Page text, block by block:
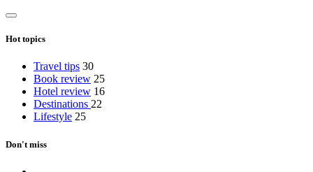
Hot topics
Travel tips 30
Book review 25
Hotel review 16
Destinations 22
Lifestyle 25
Don't miss